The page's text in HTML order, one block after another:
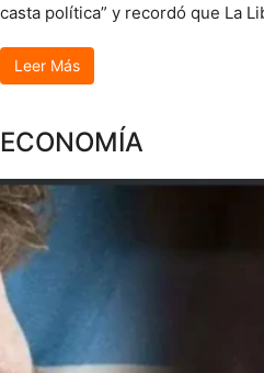
casta política” y recordó que La
Leer Más
ECONOMÍA